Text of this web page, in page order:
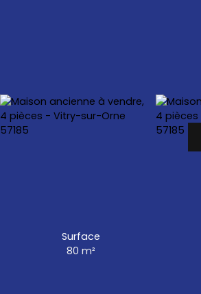
Surface
80m²